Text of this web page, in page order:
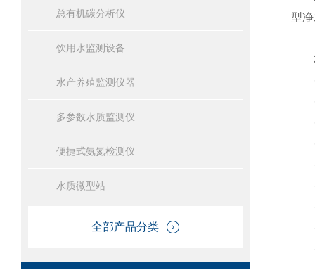
总有机碳分析仪
饮用水监测设备
水产养殖监测仪器
多参数水质监测仪
便捷式氨氮检测仪
水质微型站
全部产品分类
型
3.